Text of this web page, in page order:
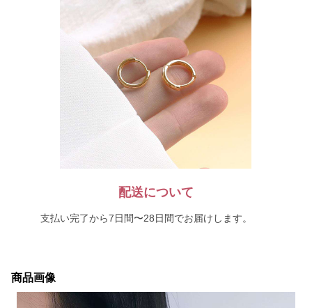
配送について
支払い完了から7日間〜28日間でお届けします。
商品画像